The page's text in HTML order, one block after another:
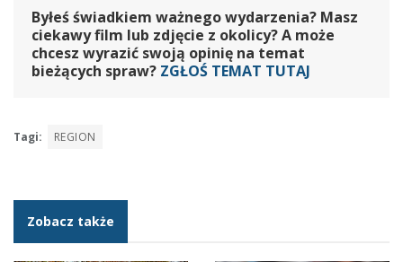
Byłeś świadkiem ważnego wydarzenia? Masz
ciekawy film lub zdjęcie z okolicy? A może
chcesz wyrazić swoją opinię na temat
bieżących spraw? ZGŁOŚ TEMAT TUTAJ
Tagi: REGION
Zobacz także